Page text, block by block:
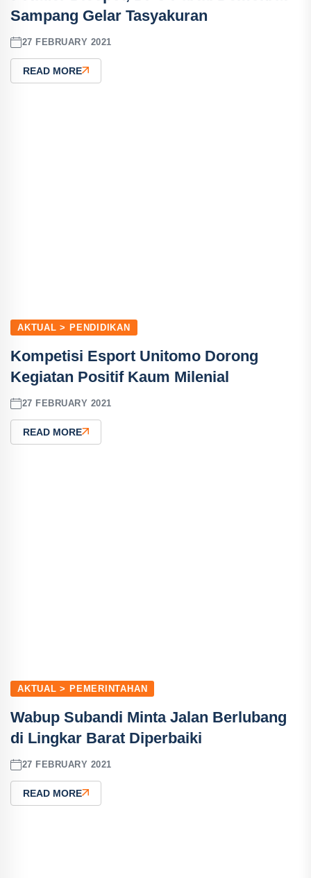
Sampang Gelar Tasyakuran
27 FEBRUARY 2021
READ MORE
AKTUAL > PENDIDIKAN
Kompetisi Esport Unitomo Dorong
Kegiatan Positif Kaum Milenial
27 FEBRUARY 2021
READ MORE
AKTUAL > PEMERINTAHAN
Wabup Subandi Minta Jalan Berlubang
di Lingkar Barat Diperbaiki
27 FEBRUARY 2021
READ MORE